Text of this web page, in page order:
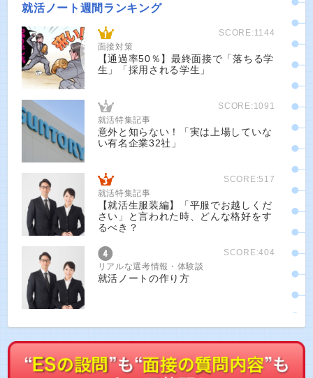
就活ノート週間ランキング
SCORE:1144
面接対策
【通過率50％】最終面接で「落ちる学
生」「採用される学生」
SCORE:1091
就活特集記事
意外と知らない！「実は上場していな
い有名企業32社」
SCORE:517
就活特集記事
【就活生服装編】「平服でお越しくだ
さい」と言われた時、どんな格好をす
るべき？
SCORE:404
リアルな選考情報・体験談
就活ノートの作り方